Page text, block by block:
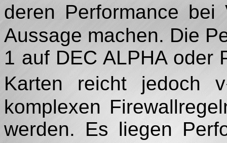
deren Performance
Aussage machen. Die
1 auf DEC ALPHA oder
Karten reicht
komplexen
werden. Es liegen